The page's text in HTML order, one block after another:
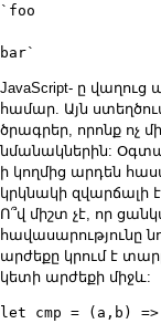
`foo
bar`
JavaScript- ը վաղուց
համար. Այն
ծրագրեր, որոնք ոչ
նմանակներին:
ի կողմից արդեն
կրկնակի զվարճալի
Ո՞վ միշտ չէ, որ
հավասարությունը
արժեքը կրում է
կետի արժեքի միջև:
let cmp = (a,b) =>